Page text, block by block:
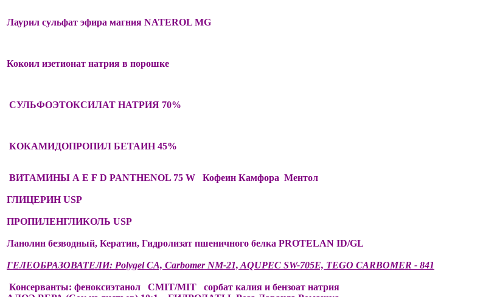
Лаурил сульфат эфира магния NATEROL MG
Кокоил изетионат натрия в порошке
СУЛЬФОЭТОКСИЛАТ НАТРИЯ 70%
КОКАМИДОПРОПИЛ БЕТАИН 45%
ВИТАМИНЫ А Е F D PANTHENOL 75 W Кофеин Камфора Ментол
ГЛИЦЕРИН USP
ПРОПИЛЕНГЛИКОЛЬ USP
Ланолин безводный, Кератин, Гидролизат пшеничного белка PROTELAN ID/GL
ГЕЛЕОБРАЗОВАТЕЛИ: Polygel CA, Carbomer NM-21, AQUPEC SW-705E, TEGO CARBOMER - 841
Консерванты: феноксиэтанол CMIT/MIT сорбат калия и бензоат натрия